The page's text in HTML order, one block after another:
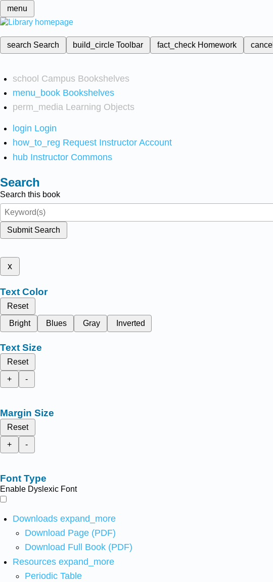
menu
search Search build_circleToolbar fact_check Homework cancel
school Campus Bookshelves
menu_book Bookshelves
perm_media Learning Objects
login Login
how_to_reg Request Instructor Account
hub Instructor Commons
Search
Search this book
Submit Search
x
Text Color
Reset
Bright
Blues Gray Inverted
Text Size
Reset
+
-
Margin Size
Reset
+
-
Font Type
Enable Dyslexic Font
Downloads expand_more
Download Page (PDF)
Download Full Book (PDF)
Resources expand_more
Periodic Table